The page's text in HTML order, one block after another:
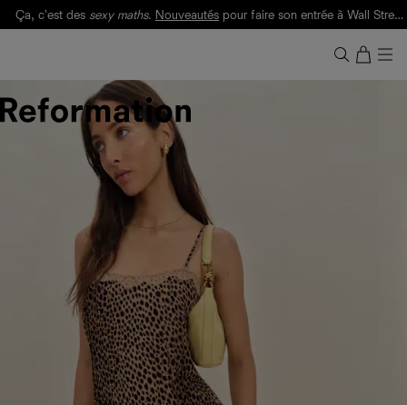
Ça, c'est des sexy maths. Nouveautés pour faire son entrée à Wall Street.